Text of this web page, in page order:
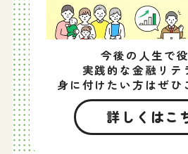
今後の人生で
実践的な金融リテ
身に付けたい方はぜひ
詳しくはこ